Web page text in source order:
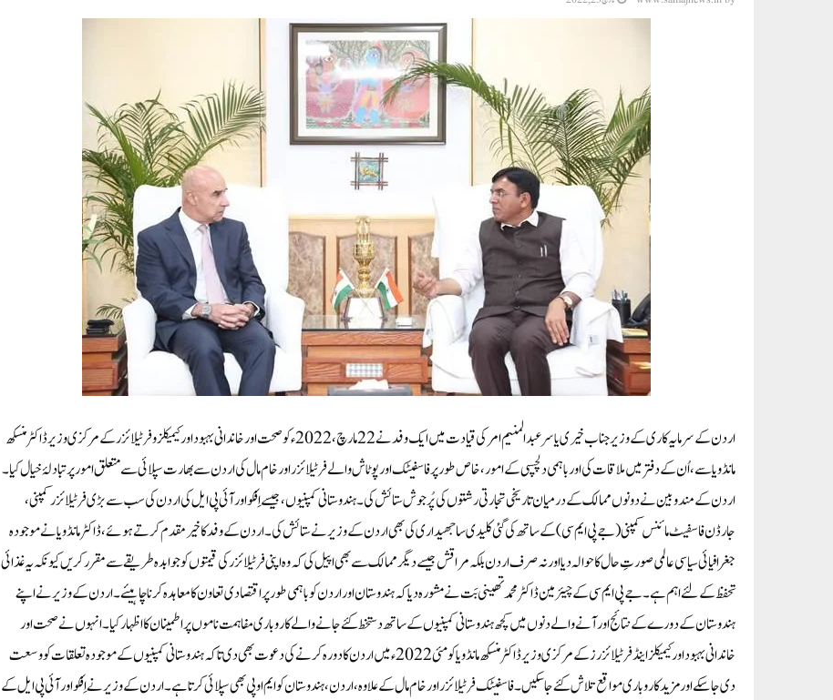
اردن کے سرمایہ کاری کے وزیر جناب خیری یاسر عبد المنیم امر کی قیادت میں ایک وفد نے 22 مارچ ، 2022 ء کو صحت اور خاندانی بہبود اور کیمیکلز و فرٹیلائزر کے مرکزی وزیر ڈاکٹر منسکھ
مانڈویا سے ، اُن کے دفتر میں ملاقات کی اور باہمی دلچسپی کے امور ، خاص طور پر فاسفیٹک اور پوٹاش والے فرٹیلائزر اور خام مال کی اردن سے بھارت سپلائی سے متعلق امور پر تبادلۂ خیال کیا ۔
اردن کے مندوبین نے دونوں ممالک کے درمیان تاریخی تجارتی رشتوں کی پُر جوش ستائش کی ۔ ہندوستانی کمپنیوں ، جیسے اِفکو اور آئی پی ایل کی اردن کی سب سے بڑی فرٹیلائزر کمپنی ،
جارڈن فاسفیٹ مائنس کمپنی ( جے پی ایم سی ) کے ساتھ کی گئی کلیدی ساجھیداری کی بھی اردن کے وزیر نے ستائش کی ۔ اردن کے وفد کا خیرمقدم کرتے ہوئے، ڈاکٹر مانڈویا نے موجودہ
جغرافیائی سیاسی عالمی صورتِ حال کا حوالہ دیا اور نہ صرف اردن بلکہ مراقش جیسے دیگر ممالک سے بھی اپیل کی کہ وہ اپنی فرٹیلائزر کی قیمتوں کو جوابدہ طریقے سے مقرر کریں کیونکہ یہ غذائی
تحفظ کے لئے اہم ہے ۔جے پی ایم سی کے چیئرمین ڈاکٹر محمد تھینی بَت نے مشورہ دیا کہ ہندوستان اور اردن کو باہمی طور پر اقتصادی تعاون کا معاہدہ کرنا چاہیئے ۔ اردن کے وزیر نے اپنے
ہندوستان کے دورے کے نتائج اور آنے والے دنوں میں کچھ ہندوستانی کمپنیوں کے ساتھ دستخط کئے جانے والے کاروباری مفاہمت ناموں پر اطمینان کا اظہار کیا۔ انہوں نے صحت اور
خاندانی بہبود اور کیمیکلز اینڈ فرٹیلائزرز کے مرکزی وزیر ڈاکٹر منسکھ مانڈویا کو مئی 2022 ء میں اردن کا دورہ کرنے کی دعوت بھی دی تاکہ ہندوستانی کمپنیوں کے موجودہ تعلقات کو وسعت
دی جا سکے اور مزید کاروباری مواقع تلاش کئے جا سکیں۔ فاسفیٹک فرٹیلائزر اور خام مال کے علاوہ، اردن ، ہندوستان کو ایم او پی بھی سپلائی کرتا ہے ۔ اردن کے وزیر نے اِفکو اور آئی پی ایل کے